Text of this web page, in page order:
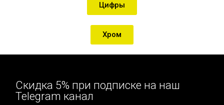
Цифры
Хром
Скидка 5% при подписке на наш
Telegram канал